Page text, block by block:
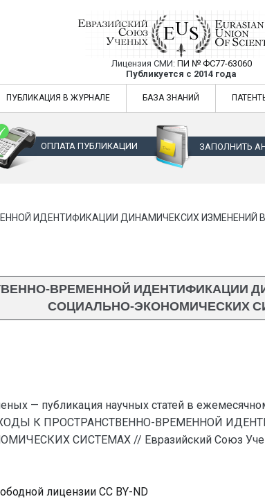
Евразийский Союз Ученых —
Лицензия СМИ: ПИ № ФС77-63060
Публикуется с 2014 года
Евразийский Союз Ученых — публикация научных
ПУБЛИКАЦИЯ В ЖУРНАЛЕ БАЗА ЗНАНИЙ
ОПЛАТА ПУБЛИКАЦИИ ЗАПОЛНИТЬ
ИДЕНТИФИКАЦИИ ДИНАМИЧЕКСИХ
ВРЕМЕННОЙ ИДЕНТИФИКАЦИИ
СОЦИАЛЬНО-ЭКОНОМИЧЕСКИХ
— публикация научных статей в
К ПРОСТРАНСТВЕННО-ВРЕМЕННОЙ
СИСТЕМАХ // Евразийский Союз
лицензии CC BY-ND